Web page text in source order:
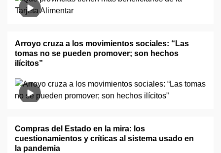
Arroyo cruza a los movimientos sociales: “Las
tomas no se pueden promover; son hechos
ilícitos”
Compras del Estado en la mira: los
cuestionamientos y críticas al sistema usado en
la pandemia